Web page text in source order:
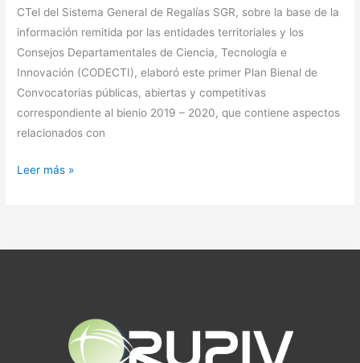
CTel del Sistema General de Regalías SGR, sobre la base de la
información remitida por las entidades territoriales y los
Consejos Departamentales de Ciencia, Tecnología e
Innovación (CODECTI), elaboró este primer Plan Bienal de
Convocatorias públicas, abiertas y competitivas
correspondiente al bienio 2019 – 2020, que contiene aspectos
relacionados con
Leer más »